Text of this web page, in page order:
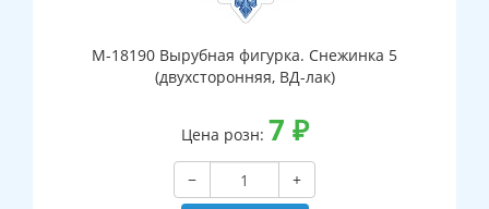
М-18190 Вырубная фигурка. Снежинка 5
(двухсторонняя, ВД-лак)
Цена розн: 7 ₽
−
+